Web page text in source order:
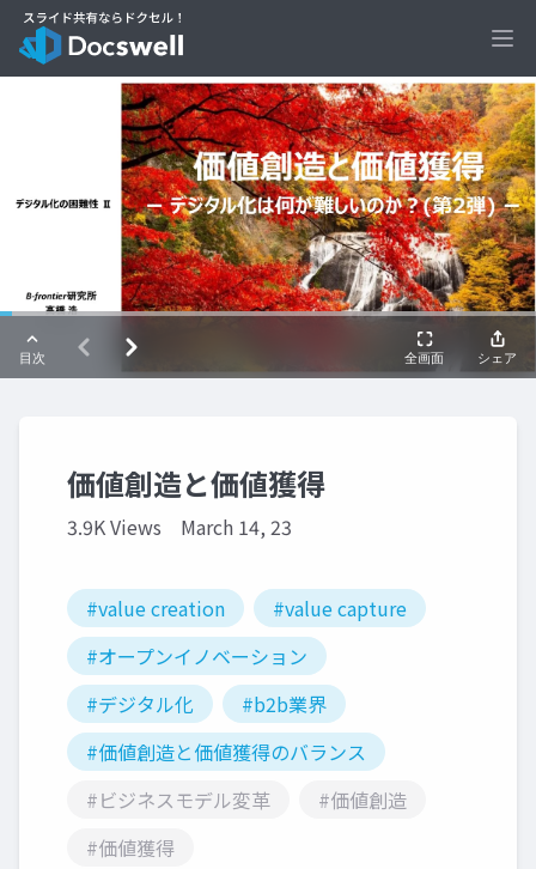
価値創造と価値獲得
3.9K Views March 14, 23
#value creation
#value capture
#オープンイノベーション
#デジタル化
#b2b業界
#価値創造と価値獲得のバランス
#ビジネスモデル変革
#価値創造
#価値獲得